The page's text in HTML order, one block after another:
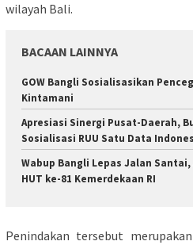
wilayah Bali.
BACAAN LAINNYA
GOW Bangli Sosialisasikan
Kintamani
Apresiasi Sinergi Pusat-Daerah,
Sosialisasi RUU Satu Data
Wabup Bangli Lepas Jalan
HUT ke-81 Kemerdekaan RI
Penindakan tersebut